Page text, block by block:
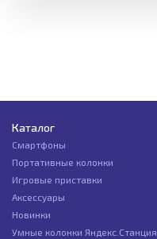
Каталог
Смартфоны
Портативные колонки
Игровые приставки
Аксессуары
Новинки
Умные колонки Яндекс.Станция